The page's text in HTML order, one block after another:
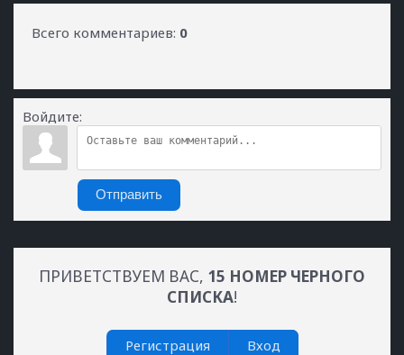
Всего комментариев: 0
Войдите:
Отправить
ПРИВЕТСТВУЕМ ВАС, 15 НОМЕР ЧЕРНОГО
СПИСКА!
Регистрация Вход